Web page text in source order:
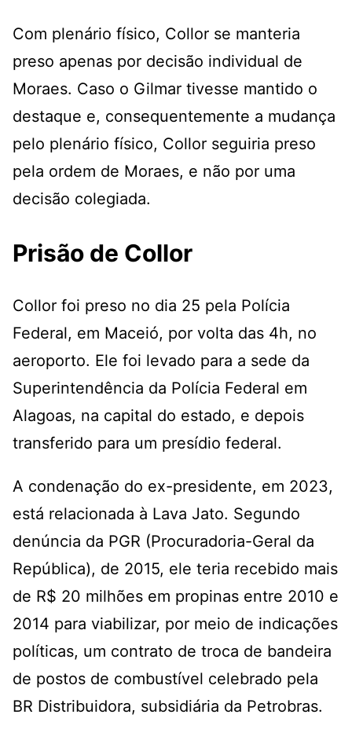
Com plenário físico, Collor se manteria
preso apenas por decisão individual de
Moraes. Caso o Gilmar tivesse mantido o
destaque e, consequentemente a mudança
pelo plenário físico, Collor seguiria preso
pela ordem de Moraes, e não por uma
decisão colegiada.
Prisão de Collor
Collor foi preso no dia 25 pela Polícia
Federal, em Maceió, por volta das 4h, no
aeroporto. Ele foi levado para a sede da
Superintendência da Polícia Federal em
Alagoas, na capital do estado, e depois
transferido para um presídio federal.
A condenação do ex-presidente, em 2023,
está relacionada à Lava Jato. Segundo
denúncia da PGR (Procuradoria-Geral da
República), de 2015, ele teria recebido mais
de R$ 20 milhões em propinas entre 2010 e
2014 para viabilizar, por meio de indicações
políticas, um contrato de troca de bandeira
de postos de combustível celebrado pela
BR Distribuidora, subsidiária da Petrobras.